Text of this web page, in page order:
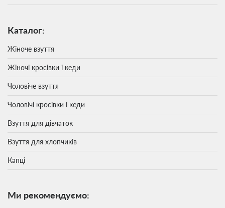
Каталог:
Жіноче взуття
Жіночі кросівки і кеди
Чоловіче взуття
Чоловічі кросівки і кеди
Взуття для дівчаток
Взуття для хлопчиків
Капці
Ми рекомендуємо: